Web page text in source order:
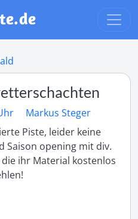
Markus Steger
Piste, leider keine
Saison opening mit div.
ihr Material kostenlos